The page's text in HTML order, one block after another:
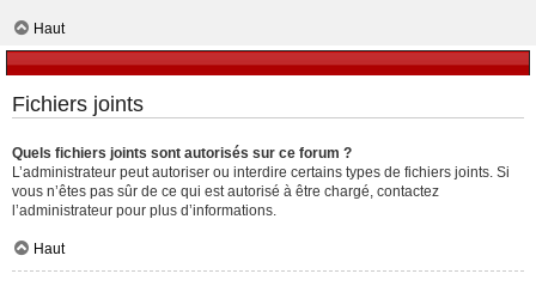
Haut
Fichiers joints
Quels fichiers joints sont autorisés sur ce forum ?
L’administrateur peut autoriser ou interdire certains types de fichiers joints. Si
vous n’êtes pas sûr de ce qui est autorisé à être chargé, contactez
l’administrateur pour plus d’informations.
Haut